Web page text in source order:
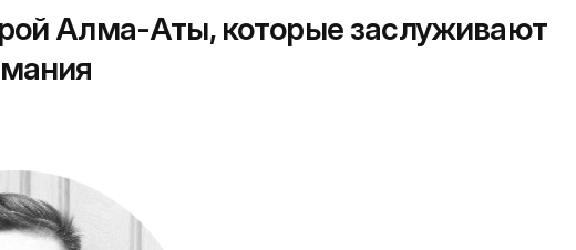
Алма-Аты, которые заслуживают